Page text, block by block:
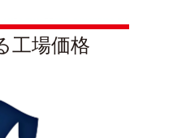
工場価格